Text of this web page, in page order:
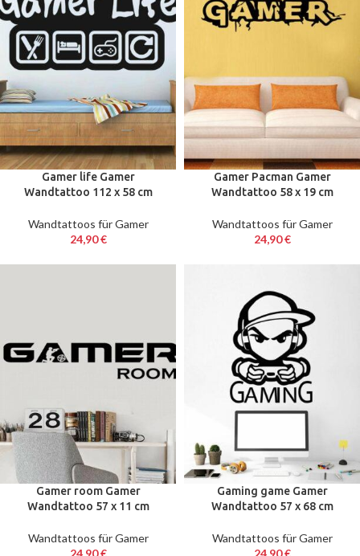
Gamer life Gamer
Wandtattoo 112 x 58 cm
Wandtattoos für Gamer
24,90€
Gamer Pacman Gamer
Wandtattoo 58 x 19 cm
Wandtattoos für Gamer
24,90€
Gamer room Gamer
Wandtattoo 57 x 11 cm
Wandtattoos für Gamer
Gaming game Gamer
Wandtattoo 57 x 68 cm
Wandtattoos für Gamer